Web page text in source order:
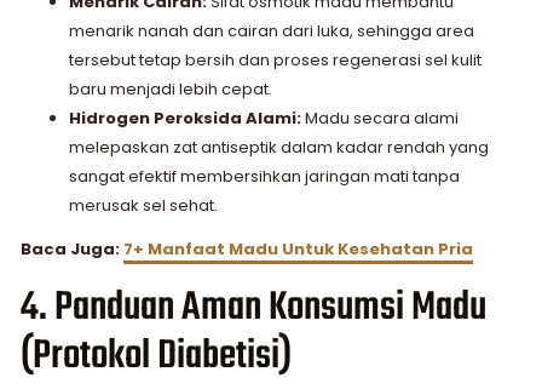
menarik nanah dan cairan dari luka, sehingga area
tersebut tetap bersih dan proses regenerasi sel kulit
baru menjadi lebih cepat.
Hidrogen Peroksida Alami:Madu secara alami
melepaskan zat antiseptik dalam kadar rendah yang
sangat efektif membersihkan jaringan mati tanpa
merusak sel sehat.
Baca Juga: 7+ Manfaat Madu Untuk Kesehatan Pria
4. Panduan Aman Konsumsi Madu
(Protokol Diabetisi)